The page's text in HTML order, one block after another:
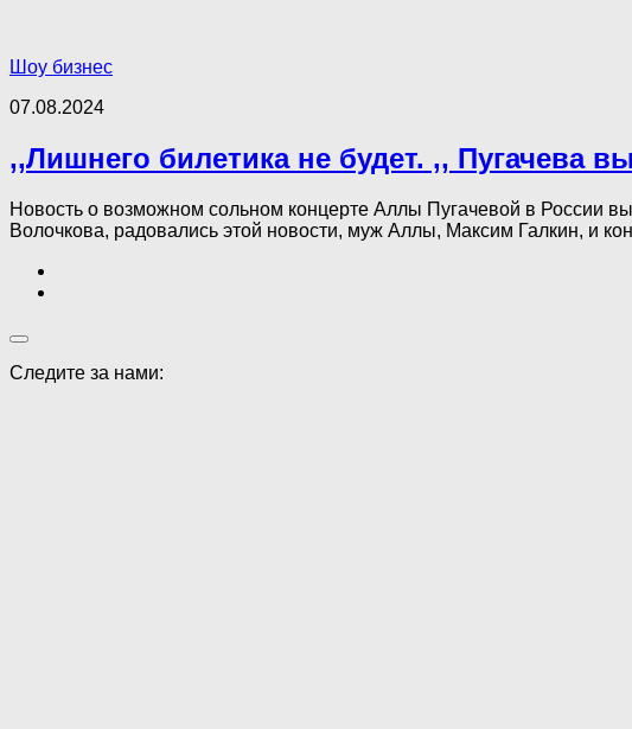
Шоу бизнес
07.08.2024
,,Лишнего билетика не будет. ,, Пугачева
Новость о возможном сольном концерте Аллы Пугачевой в России
Волочкова, радовались этой новости, муж Аллы, Максим Галкин, и
Следите за нами: